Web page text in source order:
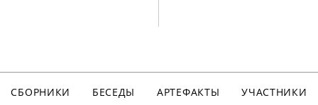
СБОРНИКИ БЕСЕДЫ АРТЕФАКТЫ
УЧАСТНИКИ